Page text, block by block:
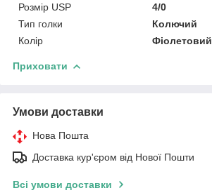
Розмір USP
4/0
Тип голки
Колючий
Колір
Фіолетовий
Приховати
Умови доставки
Нова Пошта
Доставка кур'єром від Нової Пошти
Всі умови доставки